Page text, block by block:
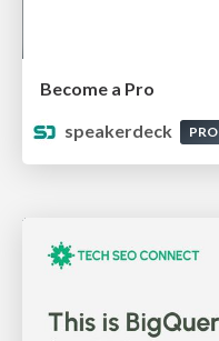
Become a Pro
speakerdeck
PRO